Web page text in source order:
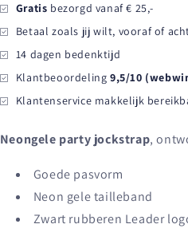
Gratis bezorgd vanaf € 25,-
Betaal zoals jij wilt, vooraf of
14 dagen bedenktijd
Klantbeoordeling 9,5/10
Klantenservice makkelijk
Neongele party jockstrap,
Goede pasvorm
Neon gele tailleband
Zwart rubberen Leader